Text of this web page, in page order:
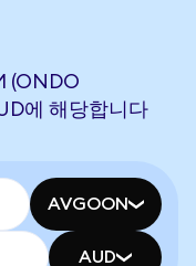
(ONDO
에 해당합니다
AVGOON
AUD